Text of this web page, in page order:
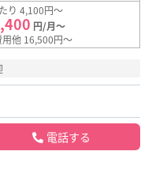
り 4,100円～
円/月～
他 16,500円～
電話する